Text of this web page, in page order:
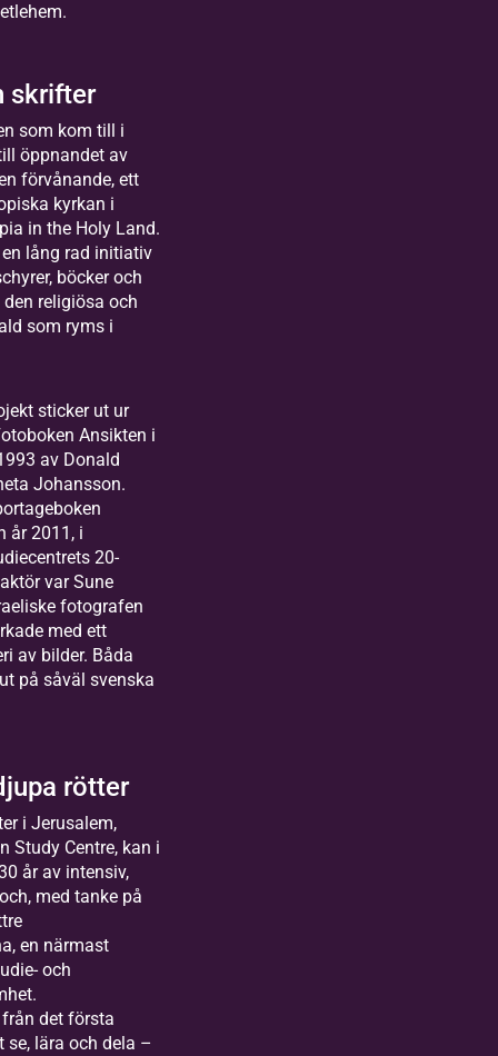
skrifter
som kom till i
öppnandet av
förvånande, ett
kyrkan i
in the Holy Land.
lång rad initiativ
böcker och
religiösa och
som ryms i
sticker ut ur
Ansikten i
av Donald
Johansson.
år 2011, i
20-
var Sune
fotografen
med ett
av bilder. Båda
på såväl svenska
rötter
i Jerusalem,
Study Centre, kan i
år av intensiv,
med tanke på
en närmast
och
det första
lära och dela –